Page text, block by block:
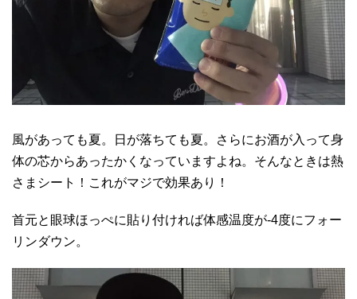
風があっても夏。日が落ちても夏。さらにお酒が入って身
体の芯からあったかくなっていますよね。そんなときは熱
さまシート！これがマジで効果あり！
首元と眼球ほっぺに貼り付ければ体感温度が-4度にフォー
リンダウン。